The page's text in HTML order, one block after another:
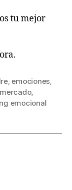
tu mejor
, emociones,
,
emocional